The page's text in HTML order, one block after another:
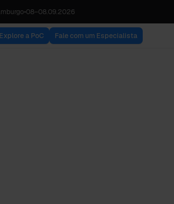
•08–08.09.2026
Explore a PoC Fale com um Especialista